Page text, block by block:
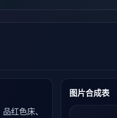
红色床、
图片合成表